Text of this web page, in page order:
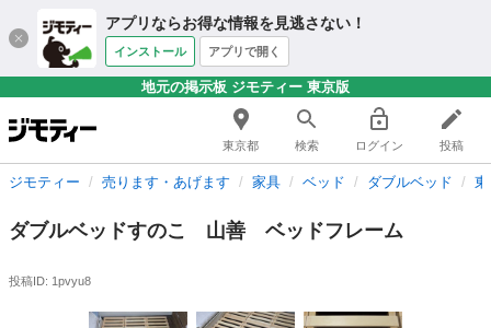
アプリならお得な情報を見逃さない！
インストール アプリで開く
地元の掲示板 ジモティー 東京版
東京都 検索 ログイン 投稿
ジモティー 売ります・あげます 家具 ベッド ダブルベッド
ダブルベッドすのこ 山善 ベッドフレーム
投稿ID: 1pvyu8